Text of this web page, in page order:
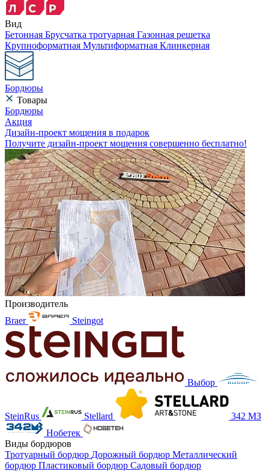
Вид
Бетонная Брусчатка тротуарная Газонная решетка
Крупноформатная Мультиформатная Клинкерная
Бордюры
Товары
Бордюры
Акция
Дизайн-проект мощения в подарок
Получите дизайн-проект мощения совершенно бесплатно!
Производитель
Braer
Steingot
Выбор
SteinRus Stellard
342 МЗ
Нобетек
Виды бордюров
Тротуарный бордюр Дорожный бордюр Металлический
бордюр Пластиковый бордюр Садовый бордюр